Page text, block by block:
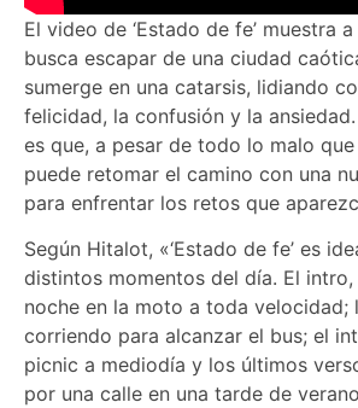
El video de ‘Estado de fe’ muestra
busca escapar de una ciudad
sumerge en una catarsis, lidiando
felicidad, la confusión y la
es que, a pesar de todo lo malo
puede retomar el camino con una
para enfrentar los retos que
Según Hitalot, «‘Estado de fe’ es
distintos momentos del día. El
noche en la moto a toda velocidad;
corriendo para alcanzar el bus; el
picnic a mediodía y los últimos
por una calle en una tarde de